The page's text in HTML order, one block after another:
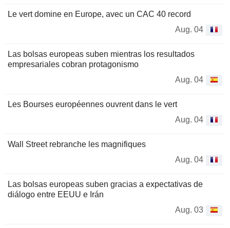
Le vert domine en Europe, avec un CAC 40 record
Aug. 04
Las bolsas europeas suben mientras los resultados
empresariales cobran protagonismo
Aug. 04
Les Bourses européennes ouvrent dans le vert
Aug. 04
Wall Street rebranche les magnifiques
Aug. 04
Las bolsas europeas suben gracias a expectativas de
diálogo entre EEUU e Irán
Aug. 03